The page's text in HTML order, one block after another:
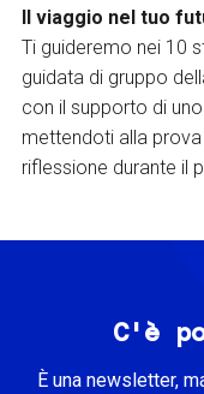
Il viaggio nel tuo
Ti guideremo nei 10
guidata di gruppo
con il supporto di
mettendoti alla
riflessione durante il
C'è
È una newsletter,